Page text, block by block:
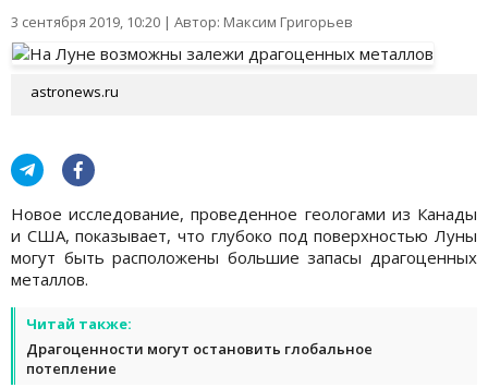
3 сентября 2019, 10:20 | Автор: Максим Григорьев
astronews.ru
Новое исследование, проведенное геологами из Канады
и США, показывает, что глубоко под поверхностью Луны
могут быть расположены большие запасы драгоценных
металлов.
Читай также:
Драгоценности могут остановить глобальное
потепление